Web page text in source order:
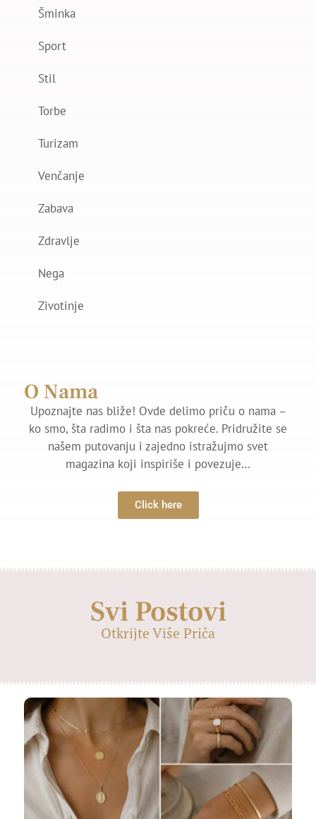
Šminka
Sport
Stil
Torbe
Turizam
Venčanje
Zabava
Zdravlje
Nega
Zivotinje
O Nama
Upoznajte nas bliže! Ovde delimo priču o nama –
ko smo, šta radimo i šta nas pokreće. Pridružite se
našem putovanju i zajedno istražujmo svet
magazina koji inspiriše i povezuje…
Click here
Svi Postovi
Otkrijte Više Priča